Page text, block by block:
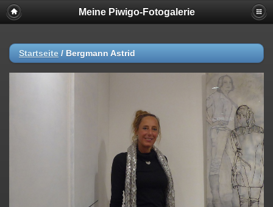
Meine Piwigo-Fotogalerie
Startseite / Bergmann Astrid